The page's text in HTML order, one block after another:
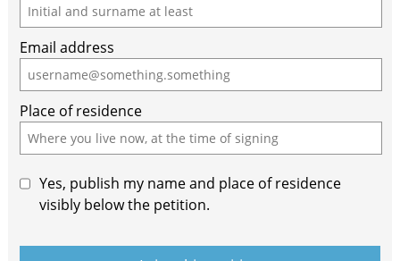
you
are
a
human,
ignore
this
field
Email address
Place of residence
Yes, publish my name and place of residence
visibly below the petition.